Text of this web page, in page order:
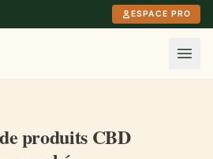
ESPACE PRO
produits CBD